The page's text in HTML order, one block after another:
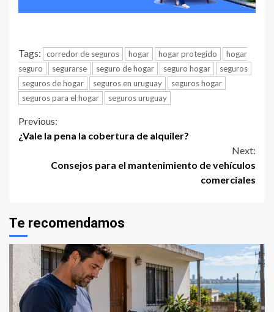
Tags: corredor de seguros hogar hogar protegido
hogar
seguro
segurarse seguro de hogar seguro hogar
seguros
seguros de hogar
seguros en uruguay
seguros hogar
seguros para el hogar
seguros uruguay
Continue
Previous:
¿Vale la pena la cobertura de alquiler?
Next:
Consejos para el mantenimiento de vehículos
comerciales
Te recomendamos